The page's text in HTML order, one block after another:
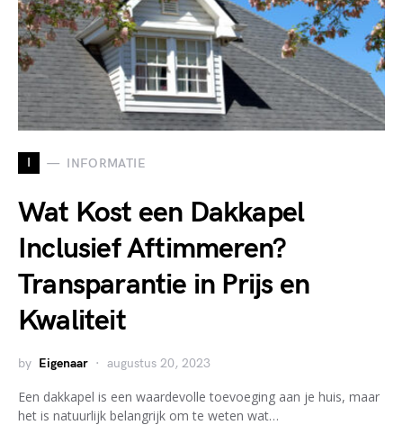
I INFORMATIE
Wat Kost een Dakkapel
Inclusief Aftimmeren?
Transparantie in Prijs en
Kwaliteit
by Eigenaar augustus 20, 2023
Een dakkapel is een waardevolle toevoeging aan je huis, maar
het is natuurlijk belangrijk om te weten wat…